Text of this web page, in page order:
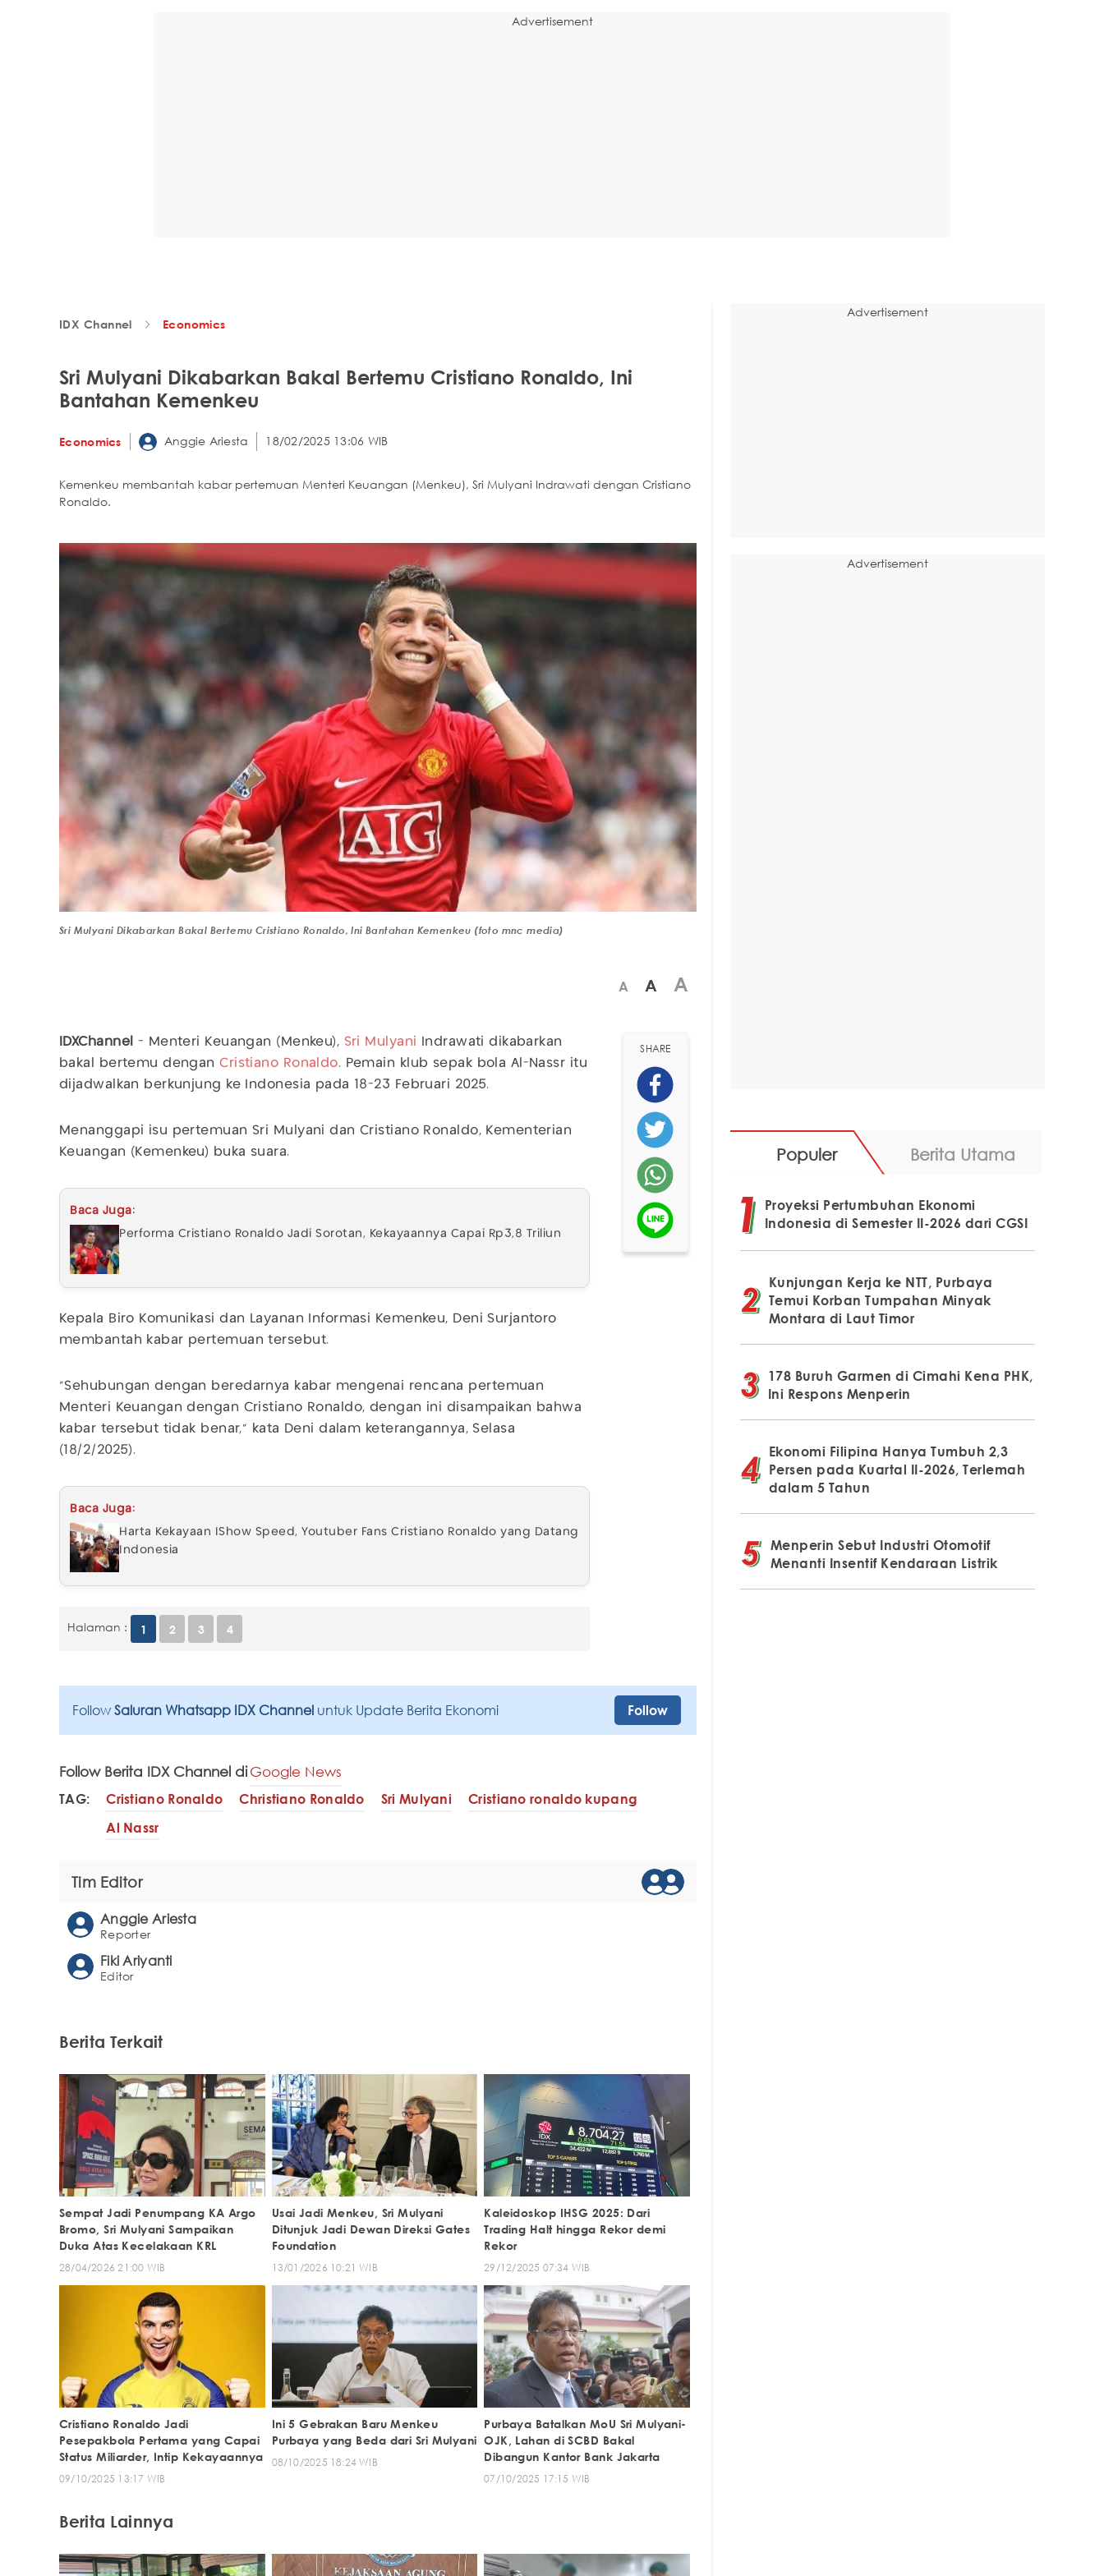
Advertisement
IDX Channel Economics
Sri Mulyani Dikabarkan Bakal Bertemu Cristiano Ronaldo, Ini
Bantahan Kemenkeu
Economics Anggie Ariesta 18/02/2025 13:06 WIB
Kemenkeu membantah kabar pertemuan Menteri Keuangan (Menkeu), Sri Mulyani Indrawati dengan Cristiano
Ronaldo.
Sri Mulyani Dikabarkan Bakal Bertemu Cristiano Ronaldo, Ini Bantahan Kemenkeu (foto mnc media)
A A A
IDXChannel - Menteri Keuangan (Menkeu), Sri Mulyani Indrawati dikabarkan
bakal bertemu denganCristiano Ronaldo. Pemain klub sepak bola Al-Nassr itu
dijadwalkan berkunjung ke Indonesia pada 18-23 Februari 2025.
Menanggapi isu pertemuan Sri Mulyani dan Cristiano Ronaldo, Kementerian
Keuangan (Kemenkeu) buka suara.
Baca Juga:
Performa Cristiano Ronaldo Jadi Sorotan, Kekayaannya Capai Rp3,8 Triliun
Kepala Biro Komunikasi dan Layanan Informasi Kemenkeu, Deni Surjantoro
membantah kabar pertemuan tersebut.
"Sehubungan dengan beredarnya kabar mengenai rencana pertemuan
Menteri Keuangan dengan Cristiano Ronaldo, dengan ini disampaikan bahwa
kabar tersebut tidak benar," kata Deni dalam keterangannya, Selasa
(18/2/2025).
Baca Juga:
Harta Kekayaan IShow Speed, Youtuber Fans Cristiano Ronaldo yang Datang
Indonesia
Halaman : 1 2 3 4
SHARE
Follow Saluran Whatsapp IDX Channel untuk Update Berita Ekonomi Follow
Follow Berita IDX Channel diGoogle News
TAG: Cristiano Ronaldo Christiano Ronaldo Sri Mulyani
Cristiano ronaldo kupang
Al Nassr
Tim Editor
Anggie Ariesta
Reporter
Fiki Ariyanti
Editor
Berita Terkait
Sempat Jadi Penumpang KA Argo
Bromo, Sri Mulyani Sampaikan
Duka Atas Kecelakaan KRL
28/04/2026 21:00 WIB
Usai Jadi Menkeu, Sri Mulyani
Ditunjuk Jadi Dewan Direksi Gates
Foundation
13/01/2026 10:21 WIB
Kaleidoskop IHSG 2025: Dari
Trading Halt hingga Rekor demi
Rekor
29/12/2025 07:34 WIB
Cristiano Ronaldo Jadi
Pesepakbola Pertama yang Capai
Status Miliarder, Intip Kekayaannya
09/10/2025 13:17 WIB
Ini 5 Gebrakan Baru Menkeu
Purbaya yang Beda dari Sri Mulyani
08/10/2025 18:24 WIB
Purbaya Batalkan MoU Sri Mulyani-
OJK, Lahan di SCBD Bakal
Dibangun Kantor Bank Jakarta
07/10/2025 17:15 WIB
Berita Lainnya
Advertisement
Advertisement
Populer Berita Utama
Proyeksi Pertumbuhan Ekonomi
Indonesia di Semester II-2026 dari CGSI
Kunjungan Kerja ke NTT, Purbaya
Temui Korban Tumpahan Minyak
Montara di Laut Timor
178 Buruh Garmen di Cimahi Kena PHK,
Ini Respons Menperin
Ekonomi Filipina Hanya Tumbuh 2,3
Persen pada Kuartal II-2026, Terlemah
dalam 5 Tahun
Menperin Sebut Industri Otomotif
Menanti Insentif Kendaraan Listrik